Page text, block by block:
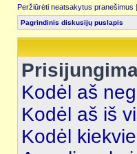
Peržiūrėti neatsakytus pranešimus |
Pagrindinis diskusijų puslapis
Kodėl aš
Kodėl aš iš
Kodėl